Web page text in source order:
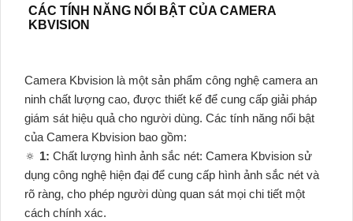
CÁC TÍNH NĂNG NỔI BẬT CỦA CAMERA
KBVISION
Camera Kbvision là một sản phẩm công nghệ camera an
ninh chất lượng cao, được thiết kế để cung cấp giải pháp
giám sát hiệu quả cho người dùng. Các tính năng nổi bật
của Camera Kbvision bao gồm:
🔅 1: Chất lượng hình ảnh sắc nét: Camera Kbvision sử
dụng công nghệ hiện đại để cung cấp hình ảnh sắc nét và
rõ ràng, cho phép người dùng quan sát mọi chi tiết một
cách chính xác.